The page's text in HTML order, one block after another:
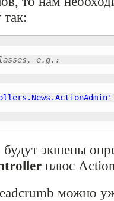
e.g.:
экшены
плюс
можно